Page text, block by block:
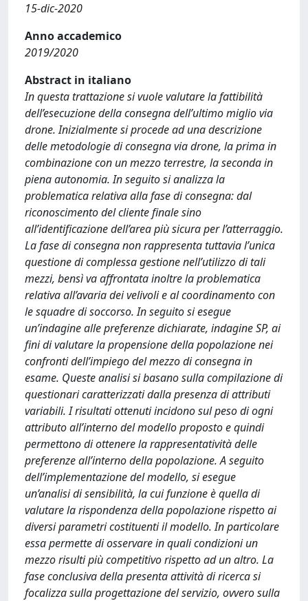
15-dic-2020
Anno accademico
2019/2020
Abstract in italiano
In questa trattazione si vuole valutare la fattibilità
dell’esecuzione della consegna dell’ultimo miglio via
drone. Inizialmente si procede ad una descrizione
delle metodologie di consegna via drone, la prima in
combinazione con un mezzo terrestre, la seconda in
piena autonomia. In seguito si analizza la
problematica relativa alla fase di consegna: dal
riconoscimento del cliente finale sino
all’identificazione dell’area più sicura per l’atterraggio.
La fase di consegna non rappresenta tuttavia l’unica
questione di complessa gestione nell’utilizzo di tali
mezzi, bensì va affrontata inoltre la problematica
relativa all’avaria dei velivoli e al coordinamento con
le squadre di soccorso. In seguito si esegue
un’indagine alle preferenze dichiarate, indagine SP, ai
fini di valutare la propensione della popolazione nei
confronti dell’impiego del mezzo di consegna in
esame. Queste analisi si basano sulla compilazione di
questionari caratterizzati dalla presenza di attributi
variabili. I risultati ottenuti incidono sul peso di ogni
attributo all’interno del modello proposto e quindi
permettono di ottenere la rappresentatività delle
preferenze all’interno della popolazione. A seguito
dell’implementazione del modello, si esegue
un’analisi di sensibilità, la cui funzione è quella di
valutare la rispondenza della popolazione rispetto ai
diversi parametri costituenti il modello. In particolare
essa permette di osservare in quali condizioni un
mezzo risulti più competitivo rispetto ad un altro. La
fase conclusiva della presenta attività di ricerca si
focalizza sulla progettazione del servizio, ovvero sulla